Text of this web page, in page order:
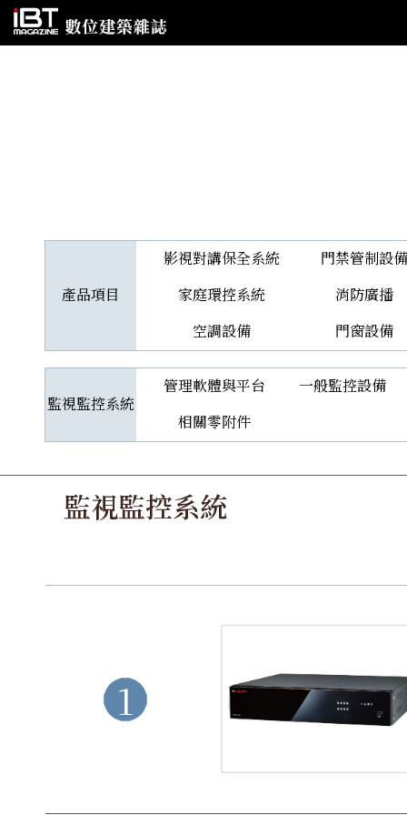
產品項目
影視對講保全系統
門禁管制設備
家庭環控系統
消防廣播
空調設備
門窗設備
監視監控系統
管理軟體與平台
一般監控設備
相關零附件
監視監控系統
1